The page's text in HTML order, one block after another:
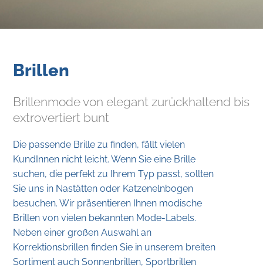
Brillen
Brillenmode von elegant zurückhaltend bis
extrovertiert bunt
Die passende Brille zu finden, fällt vielen
KundInnen nicht leicht. Wenn Sie eine Brille
suchen, die perfekt zu Ihrem Typ passt, sollten
Sie uns in Nastätten oder Katzenelnbogen
besuchen. Wir präsentieren Ihnen modische
Brillen von vielen bekannten Mode-Labels.
Neben einer großen Auswahl an
Korrektionsbrillen finden Sie in unserem breiten
Sortiment auch Sonnenbrillen, Sportbrillen